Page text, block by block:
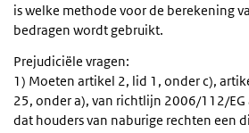
is welke methode voor de berekening
bedragen wordt gebruikt.
Prejudiciële vragen:
1) Moeten artikel 2, lid 1, onder c),
25, onder a), van richtlijn 2006/112/
dat houders van naburige rechten een